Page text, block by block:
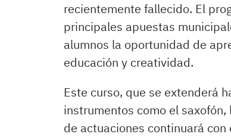
recientemente fallecido. El
principales apuestas
alumnos la oportunidad de
educación y creatividad.
Este curso, que se extenderá
instrumentos como el
de actuaciones continuará con